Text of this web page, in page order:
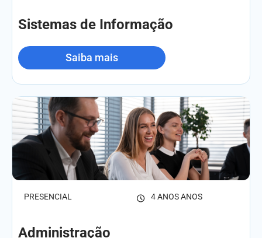
Sistemas de Informação
Saiba mais
PRESENCIAL 4 ANOS ANOS
Administração